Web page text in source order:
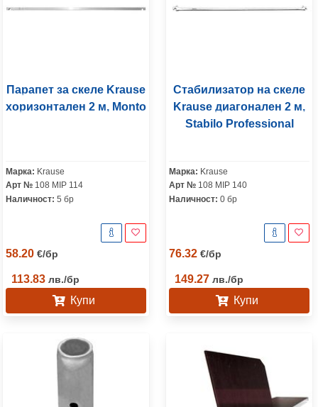
Парапет за скеле Krause
хоризонтален 2 м, Monto
Марка: Krause
Арт № 108 MIP 114
Наличност: 5 бр
58.20 €/бр
113.83 лв./бр
Купи
Стабилизатор на скеле
Krause диагонален 2 м,
Stabilo Professional
Марка: Krause
Арт № 108 MIP 140
Наличност: 0 бр
76.32 €/бр
149.27 лв./бр
Купи